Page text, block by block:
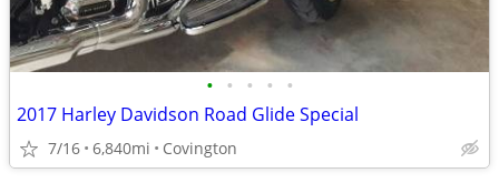
• • • • •
2017 Harley Davidson Road Glide Special
7/16 6,840mi Covington